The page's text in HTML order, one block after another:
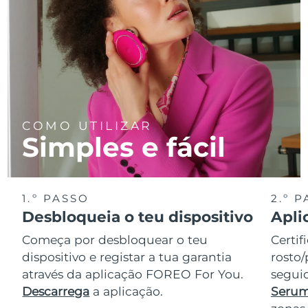
COMO UTILIZAR
Simples e fácil
1.º PASSO
Desbloqueia o teu dispositivo
Começa por desbloquear o teu
dispositivo e registar a tua garantia
através da aplicação FOREO For You.
Descarrega a aplicação.
2.º
rosto/